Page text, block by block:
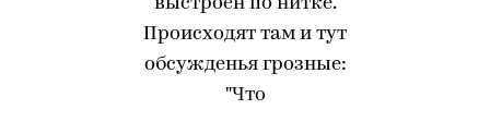
Происходят там и тут
обсужденья грозные:
"Что